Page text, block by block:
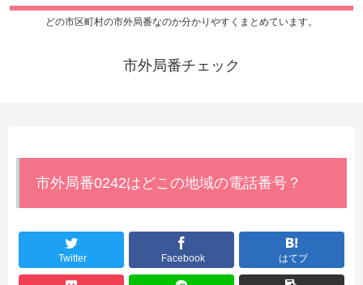
どの市区町村の市外局番なのか分かりやすくまとめています。
市外局番チェック
市外局番0242はどこの地域の電話番号？
Twitter Facebook はてブ